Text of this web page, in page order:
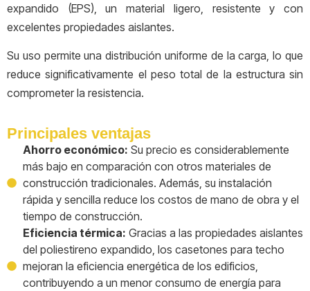
expandido (EPS), un material ligero, resistente y con
excelentes propiedades aislantes.
Su uso permite una distribución uniforme de la carga, lo que
reduce significativamente el peso total de la estructura sin
comprometer la resistencia.
Principales ventajas
Ahorro económico: Su precio es considerablemente
más bajo en comparación con otros materiales de
construcción tradicionales. Además, su instalación
rápida y sencilla reduce los costos de mano de obra y el
tiempo de construcción.
Eficiencia térmica: Gracias a las propiedades aislantes
del poliestireno expandido, los casetones para techo
mejoran la eficiencia energética de los edificios,
contribuyendo a un menor consumo de energía para